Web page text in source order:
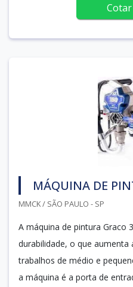
MÁQUINA DE
MMCK / SÃO PAULO - SP
A máquina de pintura Graco
durabilidade, o que aumenta
trabalhos de médio e
a máquina é a porta de